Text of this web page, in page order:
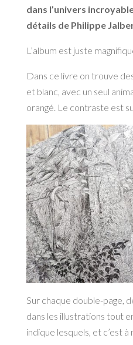
dans l’univers
détails de Philippe
L’album est juste
Dans ce livre on trouve
et blanc, avec un seul
orangé. Le contraste est
Sur chaque double-page,
dans les illustrations tout
indique lesquels, et c’est